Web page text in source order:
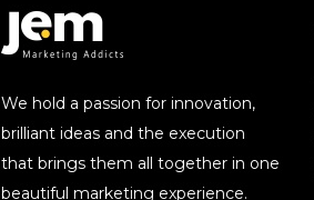
We hold a passion for innovation,
brilliant ideas and the execution
that brings them all together in one
beautiful marketing experience.